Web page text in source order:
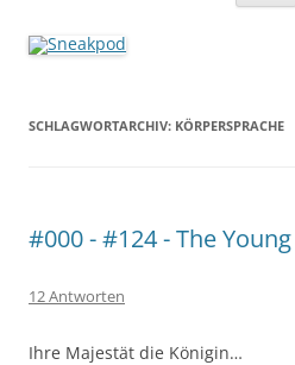
SCHLAGWORTARCHIV: KÖRPERSPRACHE
#000 - #124 - The
12 Antworten
Ihre Majestät die Königin…